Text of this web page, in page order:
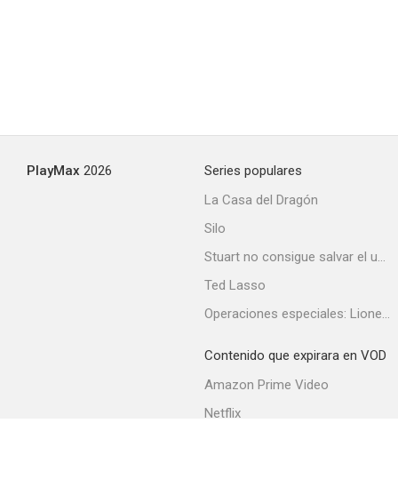
PlayMax 2026
Series populares
La Casa del Dragón
Silo
Stuart no consigue salvar el universo
Ted Lasso
Operaciones especiales: Lioness
Contenido que expirara en VOD
Amazon Prime Video
Netflix